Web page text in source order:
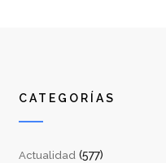
CATEGORÍAS
Actualidad (577)